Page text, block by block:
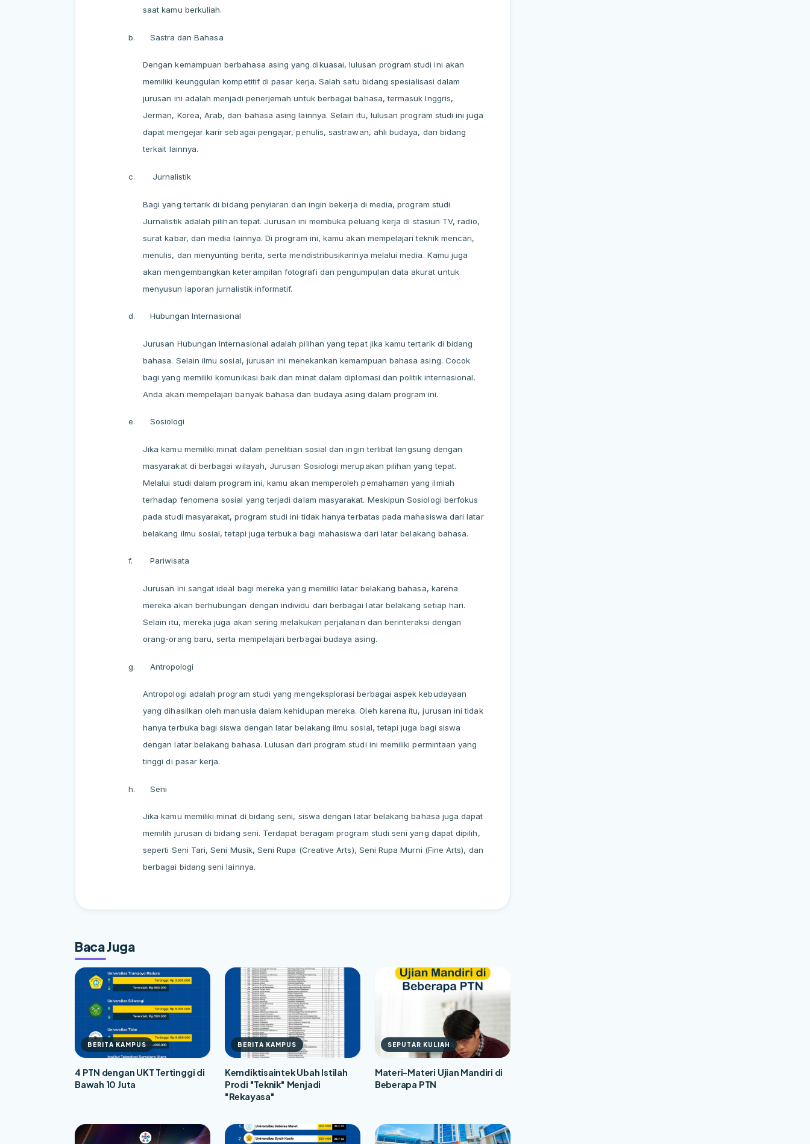
saat kamu berkuliah.
b. Sastra dan Bahasa
Dengan kemampuan berbahasa asing yang dikuasai, lulusan program studi ini akan
memiliki keunggulan kompetitif di pasar kerja. Salah satu bidang spesialisasi dalam
jurusan ini adalah menjadi penerjemah untuk berbagai bahasa, termasuk Inggris,
Jerman, Korea, Arab, dan bahasa asing lainnya. Selain itu, lulusan program studi ini juga
dapat mengejar karir sebagai pengajar, penulis, sastrawan, ahli budaya, dan bidang
terkait lainnya.
c. Jurnalistik
Bagi yang tertarik di bidang penyiaran dan ingin bekerja di media, program studi
Jurnalistik adalah pilihan tepat. Jurusan ini membuka peluang kerja di stasiun TV, radio,
surat kabar, dan media lainnya. Di program ini, kamu akan mempelajari teknik mencari,
menulis, dan menyunting berita, serta mendistribusikannya melalui media. Kamu juga
akan mengembangkan keterampilan fotografi dan pengumpulan data akurat untuk
menyusun laporan jurnalistik informatif.
d. Hubungan Internasional
Jurusan Hubungan Internasional adalah pilihan yang tepat jika kamu tertarik di bidang
bahasa. Selain ilmu sosial, jurusan ini menekankan kemampuan bahasa asing. Cocok
bagi yang memiliki komunikasi baik dan minat dalam diplomasi dan politik internasional.
Anda akan mempelajari banyak bahasa dan budaya asing dalam program ini.
e. Sosiologi
Jika kamu memiliki minat dalam penelitian sosial dan ingin terlibat langsung dengan
masyarakat di berbagai wilayah, Jurusan Sosiologi merupakan pilihan yang tepat.
Melalui studi dalam program ini, kamu akan memperoleh pemahaman yang ilmiah
terhadap fenomena sosial yang terjadi dalam masyarakat. Meskipun Sosiologi berfokus
pada studi masyarakat, program studi ini tidak hanya terbatas pada mahasiswa dari latar
belakang ilmu sosial, tetapi juga terbuka bagi mahasiswa dari latar belakang bahasa.
f. Pariwisata
Jurusan ini sangat ideal bagi mereka yang memiliki latar belakang bahasa, karena
mereka akan berhubungan dengan individu dari berbagai latar belakang setiap hari.
Selain itu, mereka juga akan sering melakukan perjalanan dan berinteraksi dengan
orang-orang baru, serta mempelajari berbagai budaya asing.
g. Antropologi
Antropologi adalah program studi yang mengeksplorasi berbagai aspek kebudayaan
yang dihasilkan oleh manusia dalam kehidupan mereka. Oleh karena itu, jurusan ini tidak
hanya terbuka bagi siswa dengan latar belakang ilmu sosial, tetapi juga bagi siswa
dengan latar belakang bahasa. Lulusan dari program studi ini memiliki permintaan yang
tinggi di pasar kerja.
h. Seni
Jika kamu memiliki minat di bidang seni, siswa dengan latar belakang bahasa juga dapat
memilih jurusan di bidang seni. Terdapat beragam program studi seni yang dapat dipilih,
seperti Seni Tari, Seni Musik, Seni Rupa (Creative Arts), Seni Rupa Murni (Fine Arts), dan
berbagai bidang seni lainnya.
Baca Juga
BERITA KAMPUS
4 PTN dengan UKT Tertinggi di
Bawah 10 Juta
BERITA KAMPUS
Kemdiktisaintek Ubah Istilah
Prodi "Teknik" Menjadi
"Rekayasa"
SEPUTAR KULIAH
Materi-Materi Ujian Mandiri di
Beberapa PTN